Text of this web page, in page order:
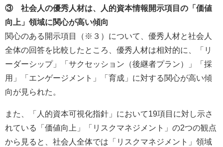
③ 社会人の優秀人材は、人的資本情報開示項目の「価値
向上」領域に関心が高い傾向
関心のある開示項目（※３）について、優秀人材と社会人
全体の回答を比較したところ、優秀人材は相対的に、「リ
ーダーシップ」「サクセッション（後継者プラン）」「採
用」「エンゲージメント」「育成」に対する関心が高い傾
向が見られた。
また、「人的資本可視化指針」において19項目に対し示さ
れている「価値向上」「リスクマネジメント」の2つの観点
から見ると、社会人全体では「リスクマネジメント」領域